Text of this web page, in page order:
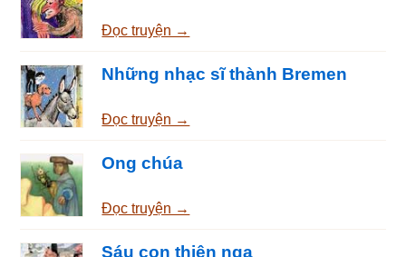
Đọc truyện →
Những nhạc sĩ thành Bremen
Đọc truyện →
Ong chúa
Đọc truyện →
Sáu con thiên nga